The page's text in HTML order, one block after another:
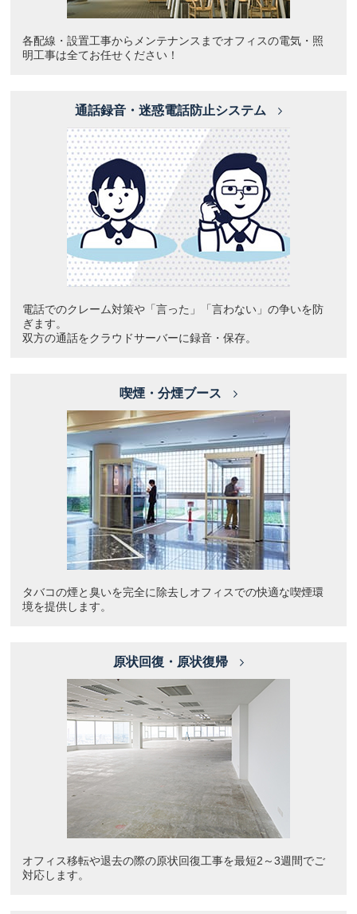
各配線・設置工事からメンテナンスまでオフィスの電気・照
明工事は全てお任せください！
通話録音・迷惑電話防止システム
電話でのクレーム対策や「言った」「言わない」の争いを防
ぎます。
双方の通話をクラウドサーバーに録音・保存。
喫煙・分煙ブース
タバコの煙と臭いを完全に除去しオフィスでの快適な喫煙環
境を提供します。
原状回復・原状復帰
オフィス移転や退去の際の原状回復工事を最短2～3週間でご
対応します。